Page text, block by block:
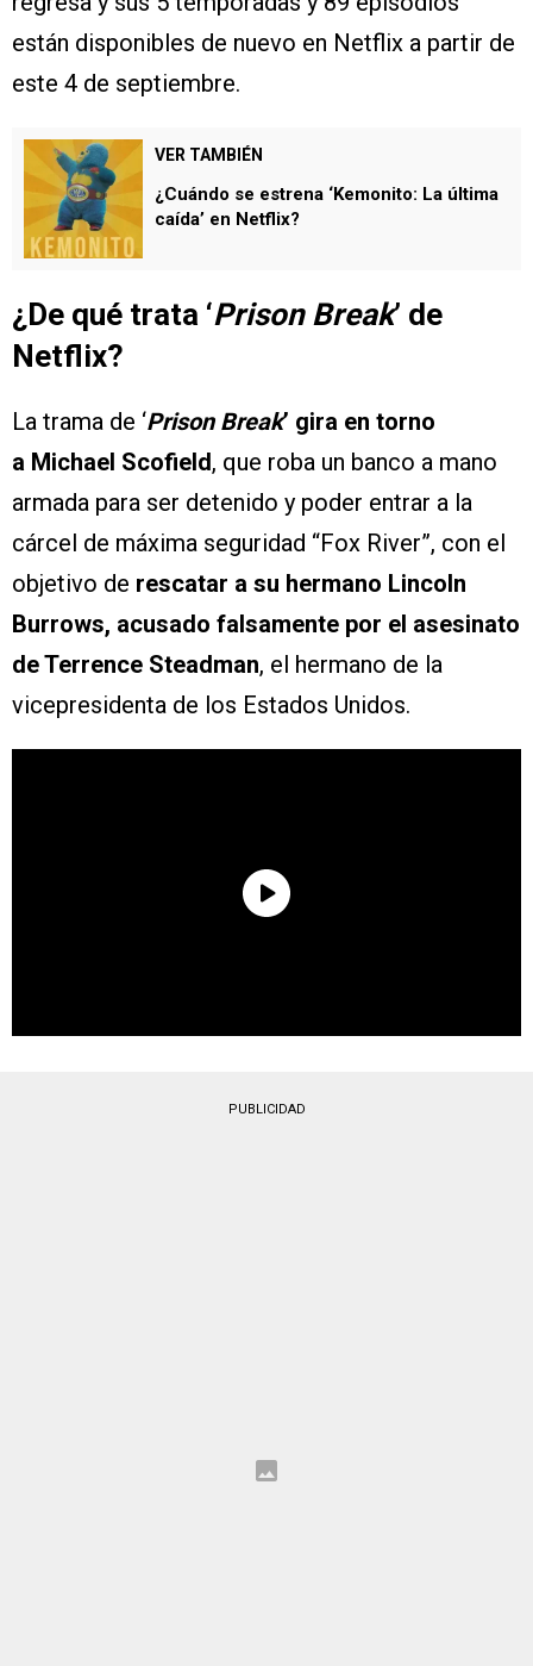
están disponibles de nuevo en Netflix a partir de
este 4 de septiembre.
VER TAMBIÉN
¿Cuándo se estrena ‘Kemonito: La última
caída’ en Netflix?
¿De qué trata ‘Prison Break’ de
Netflix?
La trama de ‘Prison Break’ gira en torno
a Michael Scofield, que roba un banco a mano
armada para ser detenido y poder entrar a la
cárcel de máxima seguridad “Fox River”, con el
objetivo de rescatar a su hermano Lincoln
Burrows, acusado falsamente por el asesinato
de Terrence Steadman, el hermano de la
vicepresidenta de los Estados Unidos.
PUBLICIDAD